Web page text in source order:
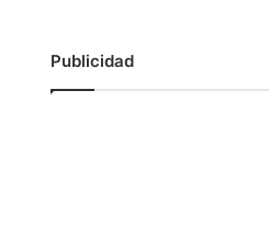
Publicidad